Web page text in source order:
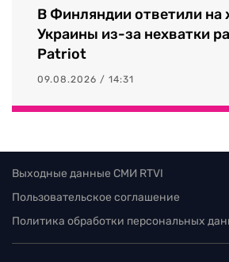
В Финляндии ответили на
Украины из-за нехватки
Patriot
09.08.2026 / 14:31
Выходные данные СМИ RTVI
Пользовательское соглашение
Политика обработки персональных